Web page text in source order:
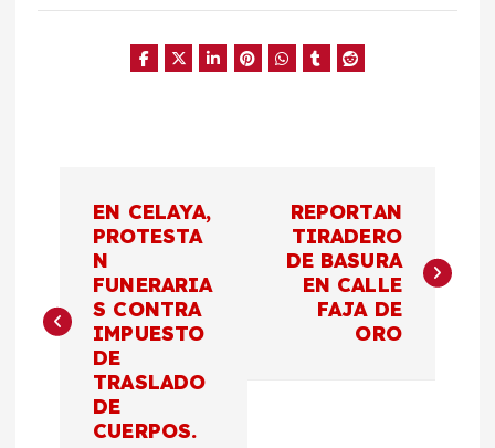
v
e
EN CELAYA,
PROTESTA
N
FUNERARIA
S CONTRA
IMPUESTO
DE
TRASLADO
DE
CUERPOS.
REPORTAN
TIRADERO
DE BASURA
EN CALLE
FAJA DE
ORO